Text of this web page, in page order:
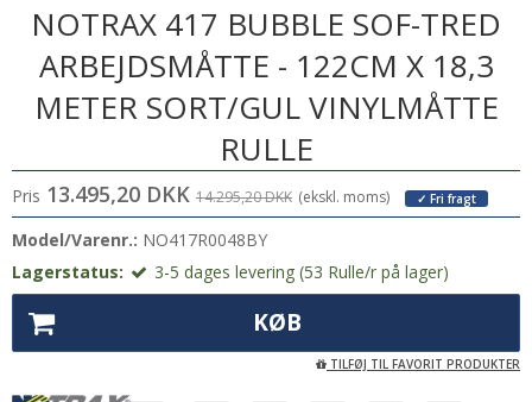
NOTRAX 417 BUBBLE SOF-TRED
ARBEJDSMÅTTE - 122CM X 18,3
METER SORT/GUL VINYLMÅTTE
RULLE
Pris 13.495,20 DKK 14.295,20 DKK (ekskl. moms) ✓ Fri fragt
Model/Varenr.: NO417R0048BY
Lagerstatus:
3-5 dages levering (53 Rulle/r på lager)
KØB
TILFØJ TIL FAVORIT PRODUKTER